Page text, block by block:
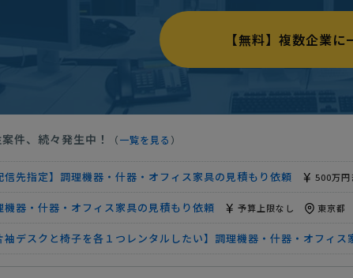
【無料】複数企業に
件、続々発生中！ （一覧を見る ）
パーティー会場の什器・家具見積
用期間１２ヶ月】オフィス家具レンタルの見積もり依頼
急】「オフィス家具レンタル」の見積もり依頼 相談して決めたい
ンタルオフィス家具】の見積もり依頼
信先指定】調理機器・什器・オフィス家具の見積もり依頼 500万円
機器・什器・オフィス家具の見積もり依頼 予算上限なし 東京都
袖デスクと椅子を各１つレンタルしたい】調理機器・什器・オフィ
フィスで使用するレンタル什器（机・椅子）】の見積もり依頼 予